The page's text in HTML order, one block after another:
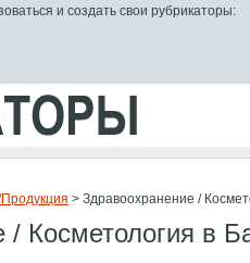
> Здравоохранение /
/ Косметология в
и создать свои рубрикаторы: